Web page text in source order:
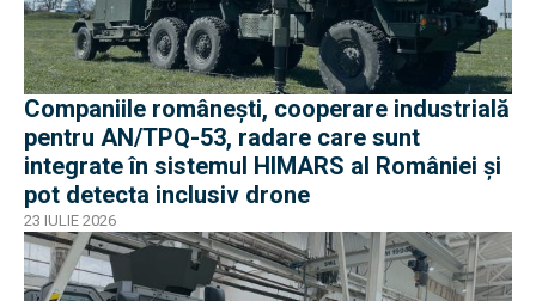
Companiile românești, cooperare industrială
pentru AN/TPQ-53, radare care sunt
integrate în sistemul HIMARS al României și
pot detecta inclusiv drone
23 IULIE 2026